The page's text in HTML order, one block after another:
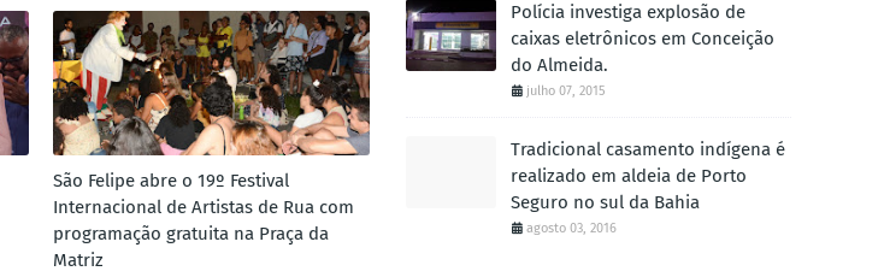
São Felipe abre o 19º Festival
Internacional de Artistas de Rua com
programação gratuita na Praça da
Matriz
Polícia investiga explosão de
caixas eletrônicos em Conceição
do Almeida.
julho 07, 2015
Tradicional casamento indígena é
realizado em aldeia de Porto
Seguro no sul da Bahia
agosto 03, 2016